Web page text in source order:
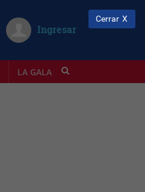
Ingresar
LA GALA INFOSTYLE
Cerrar